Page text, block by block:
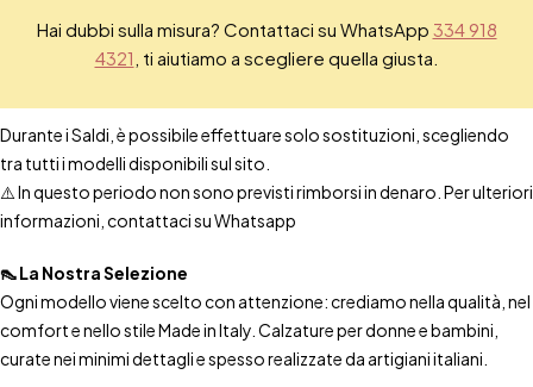
Hai dubbi sulla misura? Contattaci su WhatsApp 334 918
4321 , ti aiutiamo a scegliere quella giusta.
Durante i Saldi, è possibile effettuare solo sostituzioni, scegliendo
tra tutti i modelli disponibili sul sito.
⚠️ In questo periodo non sono previsti rimborsi in denaro. Per ulteriori
informazioni, contattaci su Whatsapp
👠 La Nostra Selezione
Ogni modello viene scelto con attenzione: crediamo nella qualità, nel
comfort e nello stile Made in Italy. Calzature per donne e bambini,
curate nei minimi dettagli e spesso realizzate da artigiani italiani.